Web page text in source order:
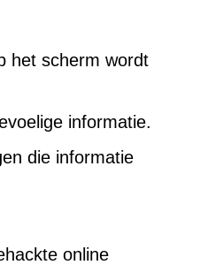
het scherm wordt
informatie.
die informatie
online